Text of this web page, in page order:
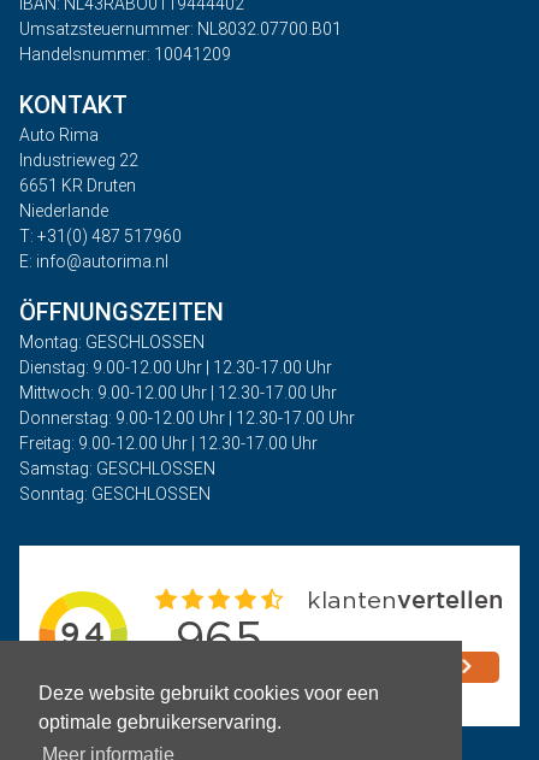
Deze website gebruikt cookies voor een
optimale gebruikerservaring.
Meer informatie
IBAN: NL43RABO0119444402
Umsatzsteuernummer: NL8032.07700.B01
Handelsnummer: 10041209
KONTAKT
Auto Rima
Industrieweg 22
6651 KR Druten
Niederlande
T: +31(0) 487 517960
E: info@autorima.nl
ÖFFNUNGSZEITEN
Montag: GESCHLOSSEN
Dienstag: 9.00-12.00 Uhr | 12.30-17.00 Uhr
Mittwoch: 9.00-12.00 Uhr | 12.30-17.00 Uhr
Donnerstag: 9.00-12.00 Uhr | 12.30-17.00 Uhr
Freitag: 9.00-12.00 Uhr | 12.30-17.00 Uhr
Samstag: GESCHLOSSEN
Sonntag: GESCHLOSSEN